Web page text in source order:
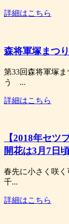
詳細はこちら
森将軍塚まつ
第33回森将軍塚
う ...
詳細はこちら
【2018年セツ
開花は3月7日
春先に小さく咲く
千...
詳細はこちら